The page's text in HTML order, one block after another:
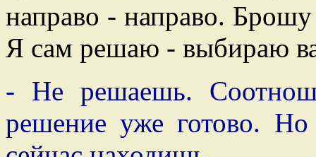
направо - направо.
Я сам решаю - выбираю
- Не решаешь.
решение уже готово.